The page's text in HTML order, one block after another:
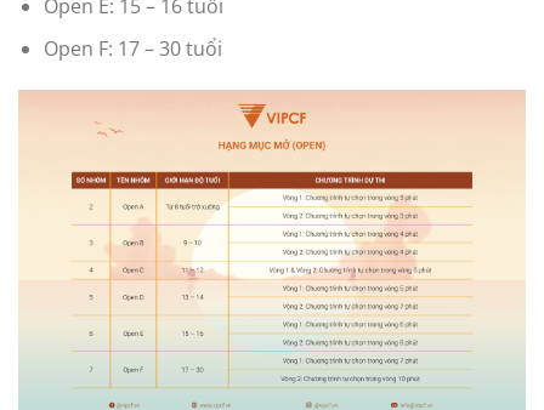
Open E: 15 – 16 tuổi
Open F: 17 – 30 tuổi